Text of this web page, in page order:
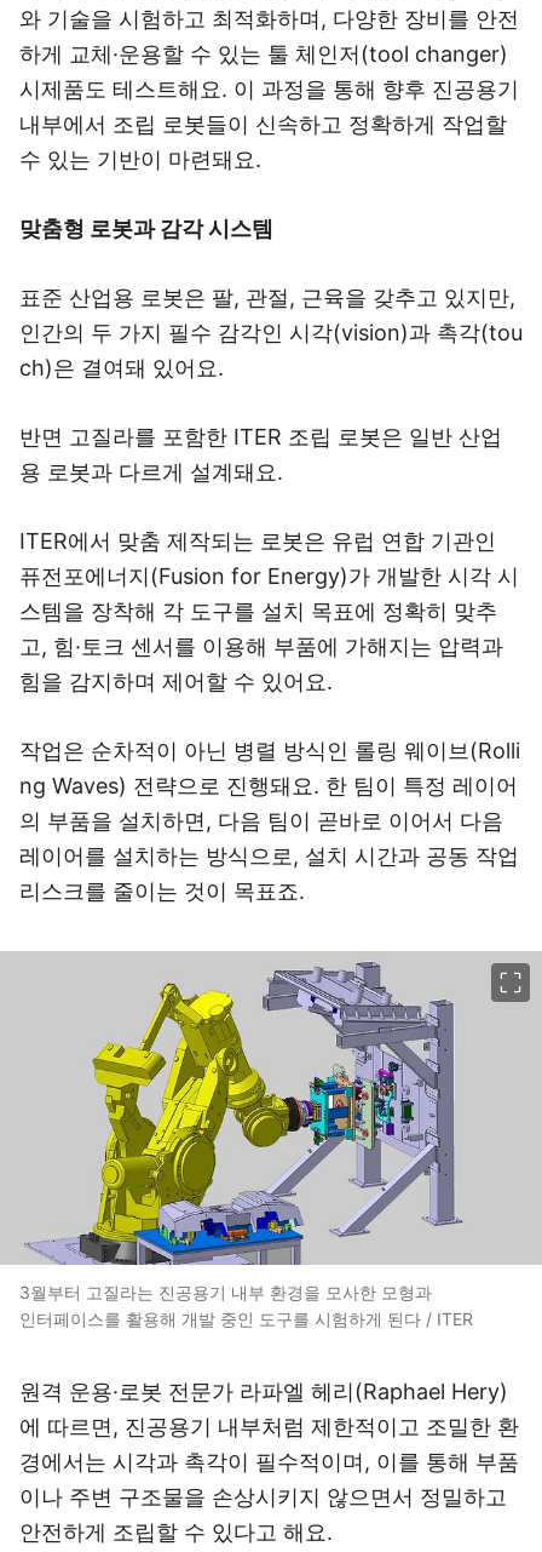
와 기술을 시험하고 최적화하며, 다양한 장비를 안전
하게 교체·운용할 수 있는 툴 체인저(tool changer)
시제품도 테스트해요. 이 과정을 통해 향후 진공용기
내부에서 조립 로봇들이 신속하고 정확하게 작업할
수 있는 기반이 마련돼요.
맞춤형 로봇과 감각 시스템
표준 산업용 로봇은 팔, 관절, 근육을 갖추고 있지만,
인간의 두 가지 필수 감각인 시각(vision)과 촉각(tou
ch)은 결여돼 있어요.
반면 고질라를 포함한 ITER 조립 로봇은 일반 산업
용 로봇과 다르게 설계돼요.
ITER에서 맞춤 제작되는 로봇은 유럽 연합 기관인
퓨전포에너지(Fusion for Energy)가 개발한 시각 시
스템을 장착해 각 도구를 설치 목표에 정확히 맞추
고, 힘·토크 센서를 이용해 부품에 가해지는 압력과
힘을 감지하며 제어할 수 있어요.
작업은 순차적이 아닌 병렬 방식인 롤링 웨이브(Rolli
ng Waves) 전략으로 진행돼요. 한 팀이 특정 레이어
의 부품을 설치하면, 다음 팀이 곧바로 이어서 다음
레이어를 설치하는 방식으로, 설치 시간과 공동 작업
리스크를 줄이는 것이 목표죠.
3월부터 고질라는 진공용기 내부 환경을 모사한 모형과
인터페이스를 활용해 개발 중인 도구를 시험하게 된다 / ITER
원격 운용·로봇 전문가 라파엘 헤리(Raphael Hery)
에 따르면, 진공용기 내부처럼 제한적이고 조밀한 환
경에서는 시각과 촉각이 필수적이며, 이를 통해 부품
이나 주변 구조물을 손상시키지 않으면서 정밀하고
안전하게 조립할 수 있다고 해요.